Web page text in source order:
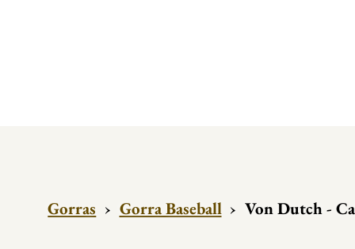
Gorras › Gorra Baseball › Von Dutch -